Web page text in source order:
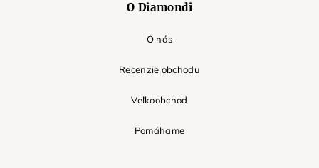
O Diamondi
O nás
Recenzie obchodu
Veľkoobchod
Pomáhame